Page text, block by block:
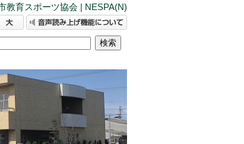
教育スポーツ協会 | NESPA(N)